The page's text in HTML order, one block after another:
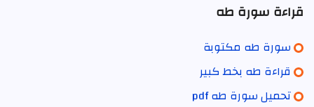
قراءة سورة طه
سورة طه مكتوبة
قراءة طه بخط كبير
تحميل سورة طه pdf